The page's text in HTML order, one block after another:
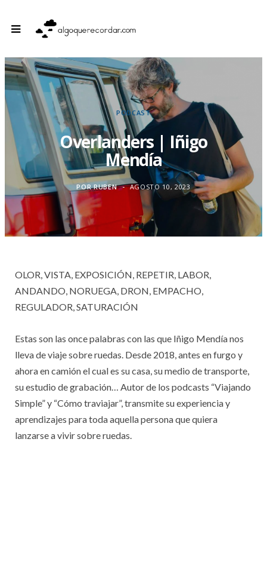
PODCAST
Overlanders | Iñigo
Mendía
PORRUBEN AGOSTO 10, 2023
OLOR, VISTA, EXPOSICIÓN, REPETIR, LABOR,
ANDANDO, NORUEGA, DRON, EMPACHO,
REGULADOR, SATURACIÓN
Estas son las once palabras con las que Iñigo Mendía nos
lleva de viaje sobre ruedas. Desde 2018, antes en furgo y
ahora en camión el cual es su casa, su medio de transporte,
su estudio de grabación… Autor de los podcasts “Viajando
Simple” y “Cómo traviajar”, transmite su experiencia y
aprendizajes para toda aquella persona que quiera
lanzarse a vivir sobre ruedas.